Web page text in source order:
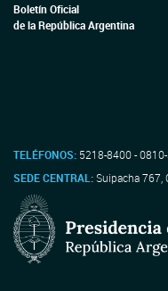
Boletín Oficial
de la República Argentina
TELÉFONOS: 5218-8400 -
SEDE CENTRAL:Suipacha 767,